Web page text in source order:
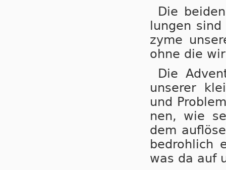
Die
lun­gen
zy­me
ohne die
Die
un­se­rer
und
nen, wie
dem
be­droh­lich
was da auf